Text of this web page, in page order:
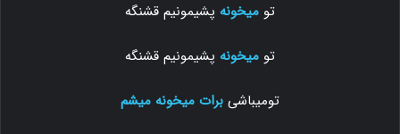
تو میخونه پشیمونیم قشنگه
تو میخونه پشیمونیم قشنگه
تومیباشی برات میخونه میشم